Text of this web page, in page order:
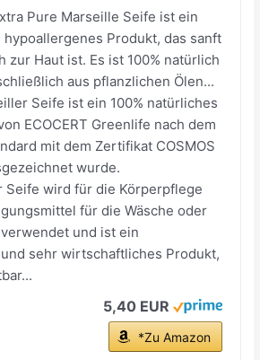
Pure Marseille Seife ist ein
Produkt, das sanft
zur Haut ist. Es ist 100% natürlich
aus pflanzlichen Ölen...
Seife ist ein 100% natürliches
ECOCERT Greenlife nach dem
mit dem Zertifikat COSMOS
wurde.
Seife wird für die Körperpflege
für die Wäsche oder
und ist ein
sehr wirtschaftliches Produkt,
5,40 EUR
*Zu Amazon